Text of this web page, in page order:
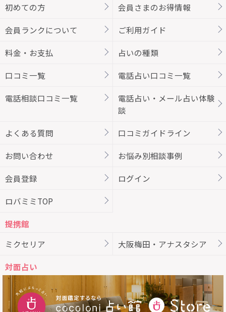
初めての方
会員さまのお得情報
会員ランクについて ご利用ガイド
料金・お支払 占いの種類
口コミ一覧 電話占い口コミ一覧
電話相談口コミ一覧
電話占い・メール占い体験
談
よくある質問 口コミガイドライン
お問い合わせ お悩み別相談事例
会員登録 ログイン
ロバミミTOP
提携館
ミクセリア
大阪梅田・アナスタシア
対面占い